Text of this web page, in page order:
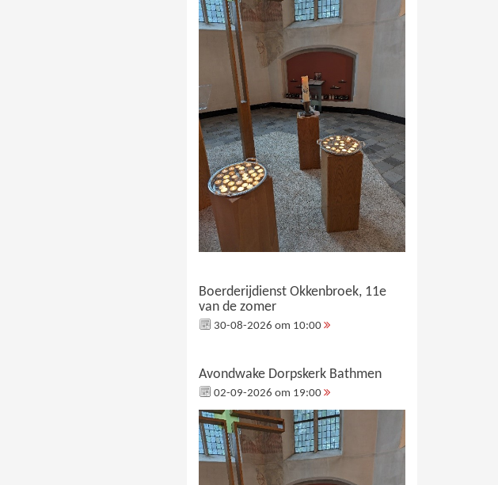
Boerderijdienst Okkenbroek, 11e
van de zomer
30-08-2026 om 10:00
Avondwake Dorpskerk Bathmen
02-09-2026 om 19:00